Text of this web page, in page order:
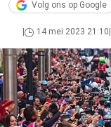
Volg ons op Google
14 mei 2023 21:10